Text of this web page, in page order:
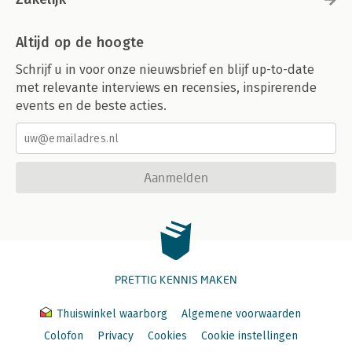
Altijd op de hoogte
Schrijf u in voor onze nieuwsbrief en blijf up-to-date
met relevante interviews en recensies, inspirerende
events en de beste acties.
Aanmelden
PRETTIG KENNIS MAKEN
Thuiswinkel waarborg
Algemene voorwaarden
Colofon
Privacy Cookies
Cookie instellingen